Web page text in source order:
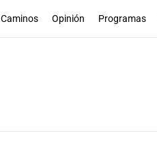
Caminos Opinión Programas